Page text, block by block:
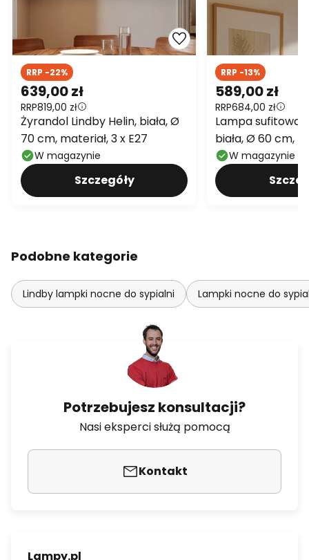
639,00 zł
RRP819,00 zł
RRP -22%
Żyrandol Lindby Helin, biała, Ø
70 cm, materiał, 3 x E27
W magazynie
Szczegóły
589,00 zł
RRP684,00 zł
RRP -13%
Lampa sufitowa
biała, Ø 60 cm,
E27W magazynie
Podobne kategorie
Lindby lampki nocne do sypialni Lampki nocne do
Potrzebujesz konsultacji?
Nasi eksperci służą pomocą
Kontakt
Lampy.pl